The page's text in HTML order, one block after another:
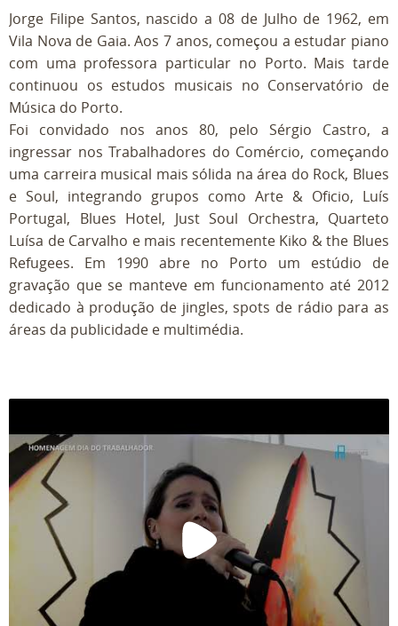
Jorge Filipe Santos, nascido a 08 de Julho de 1962, em
Vila Nova de Gaia. Aos 7 anos, começou a estudar piano
com uma professora particular no Porto. Mais tarde
continuou os estudos musicais no Conservatório de
Música do Porto.
Foi convidado nos anos 80, pelo Sérgio Castro, a
ingressar nos Trabalhadores do Comércio, começando
uma carreira musical mais sólida na área do Rock, Blues
e Soul, integrando grupos como Arte & Oficio, Luís
Portugal, Blues Hotel, Just Soul Orchestra, Quarteto
Luísa de Carvalho e mais recentemente Kiko & the Blues
Refugees. Em 1990 abre no Porto um estúdio de
gravação que se manteve em funcionamento até 2012
dedicado à produção de jingles, spots de rádio para as
áreas da publicidade e multimédia.